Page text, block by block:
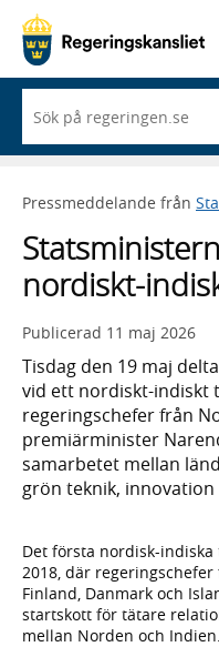
du
börjar
skriva
framträder
lista
med
sökförslag
Pressmeddelande från
nordiskt-
Publicerad 11 maj 2026
Tisdag den 19 maj
vid ett nordiskt-indiskt
regeringschefer från
premiärminister
samarbetet mellan
grön teknik,
Det första nordisk-
2018, där
Finland, Danmark och
startskott för tätare
mellan Norden och Indien.